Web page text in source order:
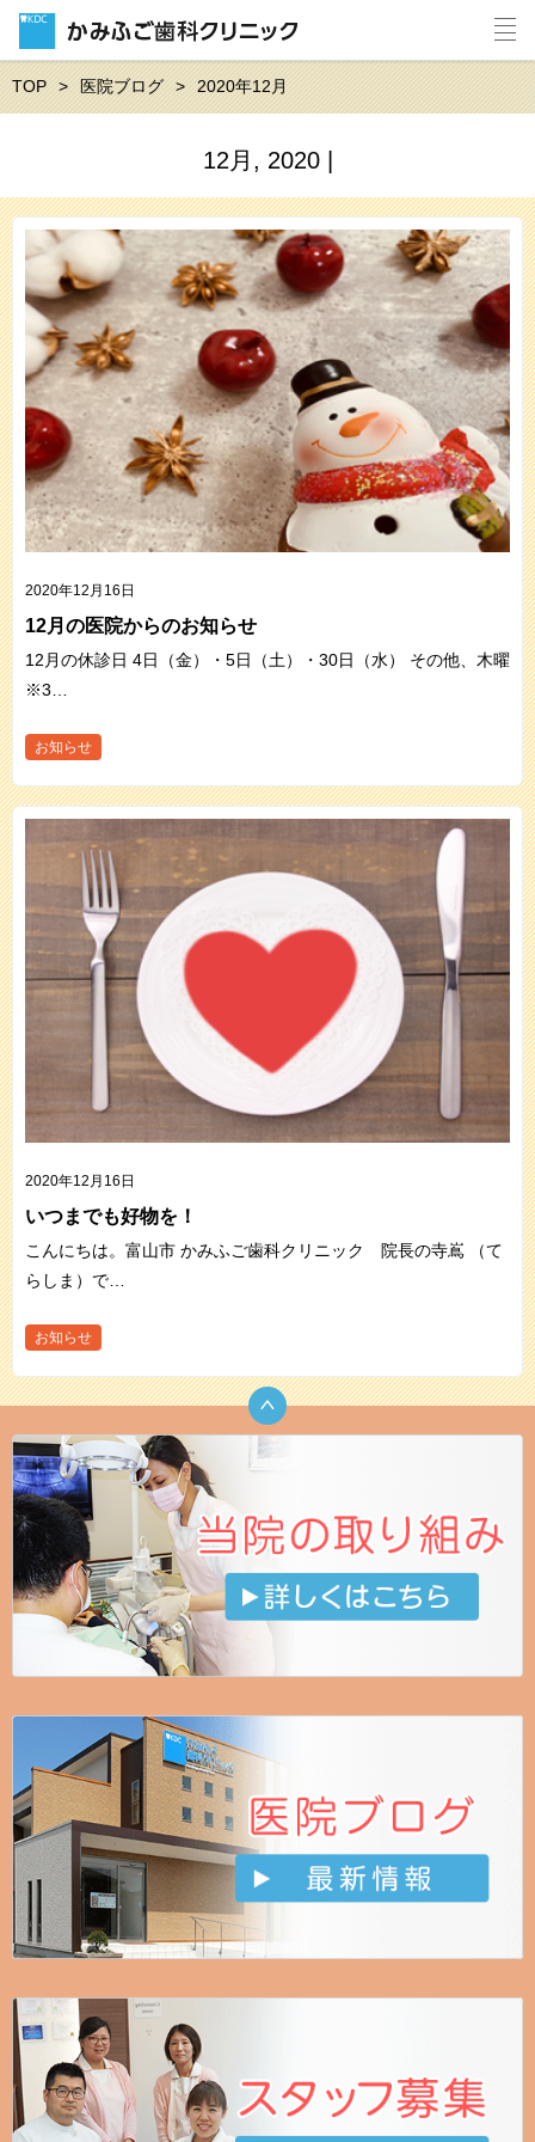
TOP 医院ブログ 2020年12月
12月, 2020 |
2020年12月16日
12月の医院からのお知らせ
12月の休診日 4日（金）・5日（土）・30日（水） その他、木曜
※3…
お知らせ
2020年12月16日
いつまでも好物を！
こんにちは。富山市 かみふご歯科クリニック 院長の寺嶌 （て
らしま）で…
お知らせ